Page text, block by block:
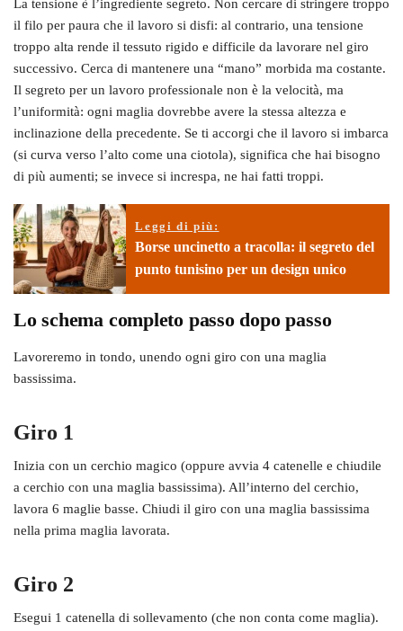
La tensione è l’ingrediente segreto. Non cercare di stringere troppo
il filo per paura che il lavoro si disfi: al contrario, una tensione
troppo alta rende il tessuto rigido e difficile da lavorare nel giro
successivo. Cerca di mantenere una “mano” morbida ma costante.
Il segreto per un lavoro professionale non è la velocità, ma
l’uniformità: ogni maglia dovrebbe avere la stessa altezza e
inclinazione della precedente. Se ti accorgi che il lavoro si imbarca
(si curva verso l’alto come una ciotola), significa che hai bisogno
di più aumenti; se invece si increspa, ne hai fatti troppi.
Leggi di più:
Borse uncinetto a tracolla: il segreto del
punto tunisino per un design unico
Lo schema completo passo dopo passo
Lavoreremo in tondo, unendo ogni giro con una maglia
bassissima.
Giro 1
Inizia con un cerchio magico (oppure avvia 4 catenelle e chiudile
a cerchio con una maglia bassissima). All’interno del cerchio,
lavora 6 maglie basse. Chiudi il giro con una maglia bassissima
nella prima maglia lavorata.
Giro 2
Esegui 1 catenella di sollevamento (che non conta come maglia).